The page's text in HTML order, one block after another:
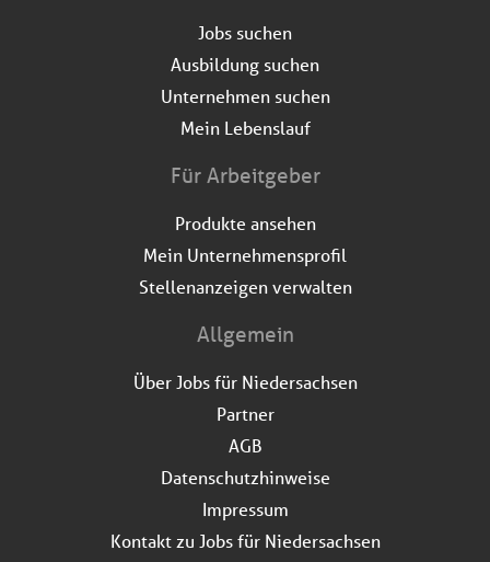
Jobs suchen
Ausbildung suchen
Unternehmen suchen
Mein Lebenslauf
Für Arbeitgeber
Produkte ansehen
Mein Unternehmensprofil
Stellenanzeigen verwalten
Allgemein
Über Jobs für Niedersachsen
Partner
AGB
Datenschutzhinweise
Impressum
Kontakt zu Jobs für Niedersachsen